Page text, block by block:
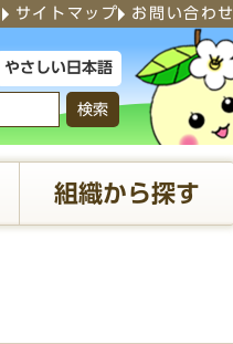
サイトマップ お問い合わせ
やさしい日本語
検索
組織から探す